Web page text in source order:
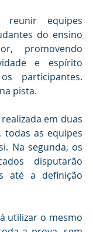
equipes
do ensino
promovendo
e espírito
participantes.
pista.
em duas
todas as equipes
Na segunda, os
disputarão
até a definição
utilizar o mesmo